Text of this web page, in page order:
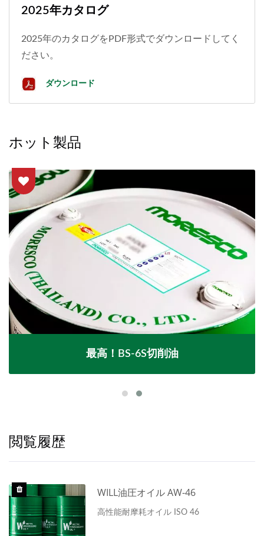
2025年カタログ
2025年のカタログをPDF形式でダウンロードしてく
ださい。
ダウンロード
ホット製品
最高！BS-6S切削油
閲覧履歴
WILL油圧オイル AW-46
高性能耐摩耗オイル ISO 46